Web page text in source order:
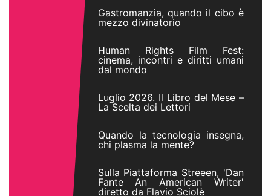
Gastromanzia, quando il cibo è
mezzo divinatorio
Human Rights Film Fest:
cinema, incontri e diritti umani
dal mondo
Luglio 2026. Il Libro del Mese –
La Scelta dei Lettori
Quando la tecnologia insegna,
chi plasma la mente?
Sulla Piattaforma Streeen, 'Dan
Fante An American Writer'
diretto da Flavio Sciolè